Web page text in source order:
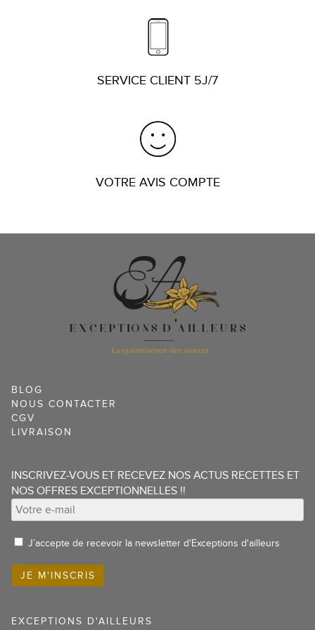
SERVICE CLIENT 5J/7
VOTRE AVIS COMPTE
BLOG
NOUS CONTACTER
CGV
LIVRAISON
INSCRIVEZ-VOUS ET RECEVEZ NOS ACTUS RECETTES ET
NOS OFFRES EXCEPTIONNELLES !!
J’accepte de recevoir la newsletter d'Exceptions d'ailleurs
EXCEPTIONS D'AILLEURS